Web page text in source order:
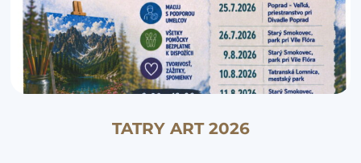
TATRY ART 2026